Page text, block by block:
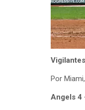
Por Miami,
Angels 4